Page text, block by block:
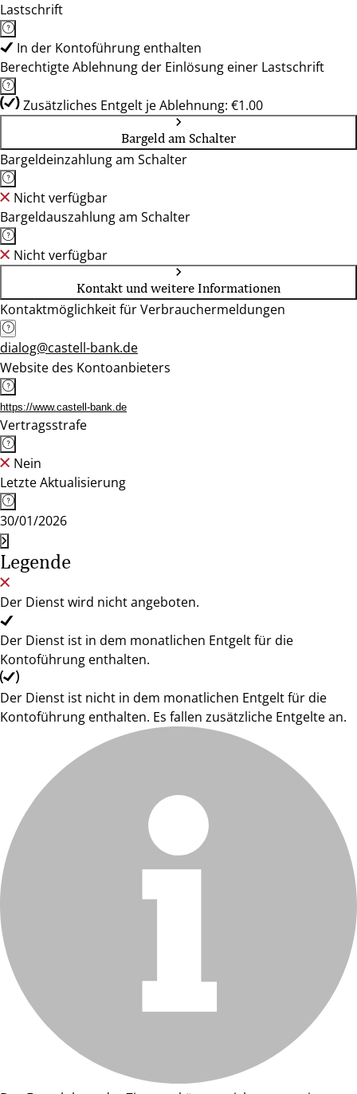
Lastschrift
In der Kontoführung enthalten
Berechtigte Ablehnung der Einlösung einer Lastschrift
Zusätzliches Entgelt je Ablehnung: €1.00
Bargeld am Schalter
Bargeldeinzahlung am Schalter
Nicht verfügbar
Bargeldauszahlung am Schalter
Nicht verfügbar
Kontakt und weitere Informationen
Kontaktmöglichkeit für Verbrauchermeldungen
dialog@castell-bank.de
Website des Kontoanbieters
https://www.castell-bank.de
Vertragsstrafe
Nein
Letzte Aktualisierung
30/01/2026
Legende
Der Dienst wird nicht angeboten.
Der Dienst ist in dem monatlichen Entgelt für die
Kontoführung enthalten.
Der Dienst ist nicht in dem monatlichen Entgelt für die
Kontoführung enthalten. Es fallen zusätzliche Entgelte an.